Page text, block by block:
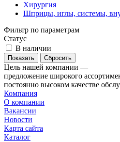
Хирургия
Шприцы, иглы, системы,
Фильтр по параметрам
Статус
В наличии
Сбросить
Цель нашей компании —
предложение широкого
постоянно высоком качестве
Компания
О компании
Вакансии
Новости
Карта сайта
Каталог